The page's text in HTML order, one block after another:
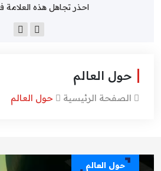
احذر تجاهل هذه العلامة
حول العالم
الصفحة الرئيسية حول العالم
حول العالم